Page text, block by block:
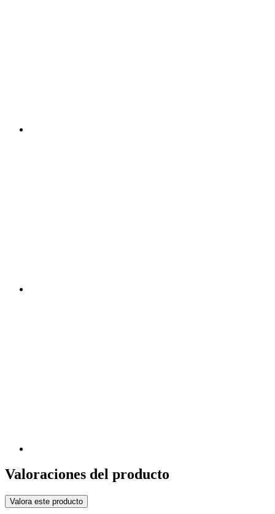
Valoraciones del producto
Valora este producto